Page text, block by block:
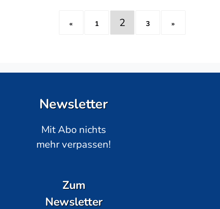
« 1 2 3 »
Newsletter
Mit Abo nichts
mehr verpassen!
Zum
Newsletter